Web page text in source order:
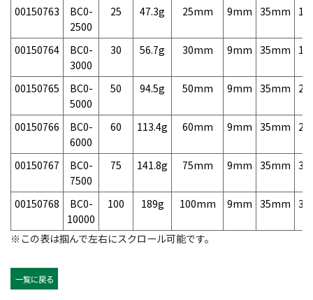
00150763
BC0-
2500
25 47.3g 25mm 9mm 35mm
00150764
BC0-
3000
30 56.7g 30mm 9mm 35mm
00150765
BC0-
5000
50 94.5g 50mm 9mm 35mm
00150766
BC0-
6000
60 113.4g 60mm 9mm 35mm
00150767
BC0-
7500
75 141.8g 75mm 9mm 35mm
00150768
BC0-
10000
100 189g 100mm 9mm 35mm
※この表は掴んで左右にスクロール可能です。
一覧に戻る